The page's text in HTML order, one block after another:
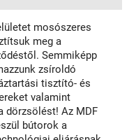
mosószeres
meg a
Semmiképp
zsíroldó
tisztító- és
valamint
dörzsölést! Az MDF
bútorok a